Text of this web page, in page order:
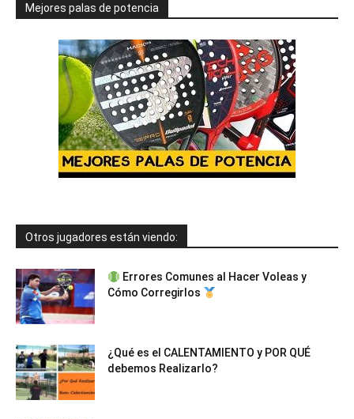
Mejores palas de potencia
Otros jugadores están viendo:
Errores Comunes al Hacer Voleas y
Cómo Corregirlos
¿Qué es el CALENTAMIENTO y POR QUÉ
debemos Realizarlo?